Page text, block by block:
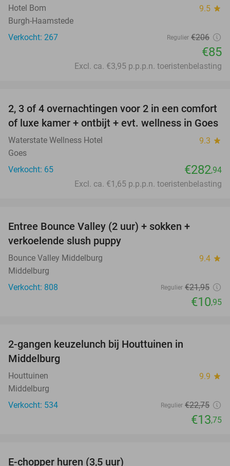
Hotel Bom 9.5 star
Burgh-Haamstede
Verkocht: 267
Regulier €206
€85
Excl. ca. €3,95 p.p.p.n. toeristenbelasting
2, 3 of 4 overnachtingen voor 2 in een comfort
of luxe kamer + ontbijt + evt. wellness in Goes
Waterstate Wellness Hotel 9.3 star
Goes
Verkocht: 65
€282,94
Excl. ca. €1,65 p.p.p.n. toeristenbelasting
Entree Bounce Valley (2 uur) + sokken +
verkoelende slush puppy
Bounce Valley Middelburg 9.4 star
Middelburg
Verkocht: 808
Regulier €21,95
€10,95
2-gangen keuzelunch bij Houttuinen in
Middelburg
Houttuinen 9.9 star
Middelburg
Verkocht: 534
Regulier €22,75
€13,75
E-chopper huren (3,5 uur)